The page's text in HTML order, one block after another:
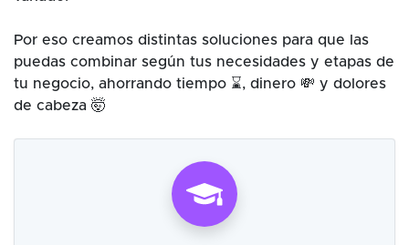
Por eso creamos distintas soluciones para que las
puedas combinar según tus necesidades y etapas de
tu negocio, ahorrando tiempo ⌛, dinero 💸 y dolores
de cabeza 🤯